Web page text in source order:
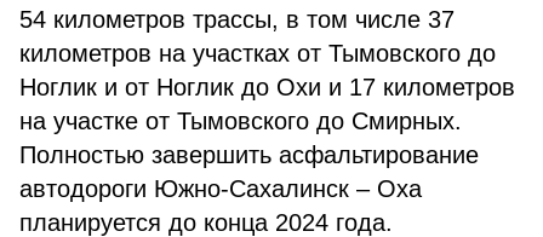
54 километров трассы, в том числе 37
километров на участках от Тымовского до
Ноглик и от Ноглик до Охи и 17 километров
на участке от Тымовского до Смирных.
Полностью завершить асфальтирование
автодороги Южно-Сахалинск – Оха
планируется до конца 2024 года.